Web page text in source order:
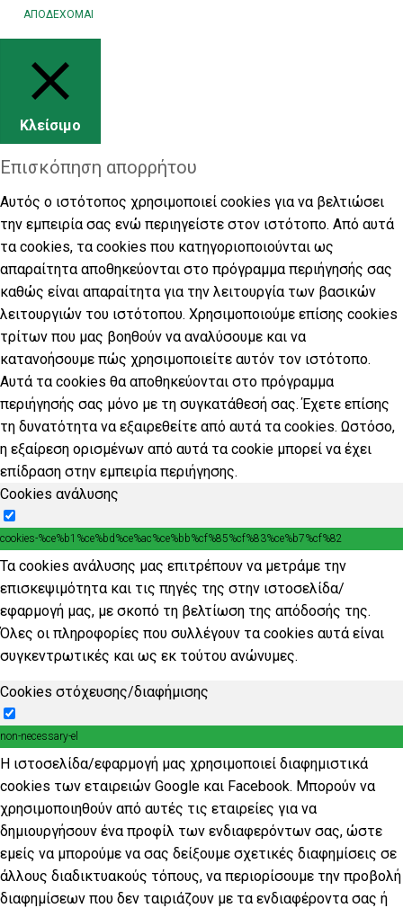
ΑΠΟΔΕΧΟΜΑΙ
Κλείσιμο
Επισκόπηση απορρήτου
Αυτός ο ιστότοπος χρησιμοποιεί cookies για να βελτιώσει
την εμπειρία σας ενώ περιηγείστε στον ιστότοπο. Από αυτά
τα cookies, τα cookies που κατηγοριοποιούνται ως
απαραίτητα αποθηκεύονται στο πρόγραμμα περιήγησής σας
καθώς είναι απαραίτητα για την λειτουργία των βασικών
λειτουργιών του ιστότοπου. Χρησιμοποιούμε επίσης cookies
τρίτων που μας βοηθούν να αναλύσουμε και να
κατανοήσουμε πώς χρησιμοποιείτε αυτόν τον ιστότοπο.
Αυτά τα cookies θα αποθηκεύονται στο πρόγραμμα
περιήγησής σας μόνο με τη συγκατάθεσή σας. Έχετε επίσης
τη δυνατότητα να εξαιρεθείτε από αυτά τα cookies. Ωστόσο,
η εξαίρεση ορισμένων από αυτά τα cookie μπορεί να έχει
επίδραση στην εμπειρία περιήγησης.
Cookies ανάλυσης
cookies-%ce%b1%ce%bd%ce%ac%ce%bb%cf%85%cf%83%ce%b7%cf%82
Τα cookies ανάλυσης μας επιτρέπουν να μετράμε την
επισκεψιμότητα και τις πηγές της στην ιστοσελίδα/
εφαρμογή μας, με σκοπό τη βελτίωση της απόδοσής της.
Όλες οι πληροφορίες που συλλέγουν τα cookies αυτά είναι
συγκεντρωτικές και ως εκ τούτου ανώνυμες.
Cookies στόχευσης/διαφήμισης
non-necessary-el
Η ιστοσελίδα/εφαρμογή μας χρησιμοποιεί διαφημιστικά
cookies των εταιρειών Google και Facebook. Μπορούν να
χρησιμοποιηθούν από αυτές τις εταιρείες για να
δημιουργήσουν ένα προφίλ των ενδιαφερόντων σας, ώστε
εμείς να μπορούμε να σας δείξουμε σχετικές διαφημίσεις σε
άλλους διαδικτυακούς τόπους, να περιορίσουμε την προβολή
διαφημίσεων που δεν ταιριάζουν με τα ενδιαφέροντα σας ή